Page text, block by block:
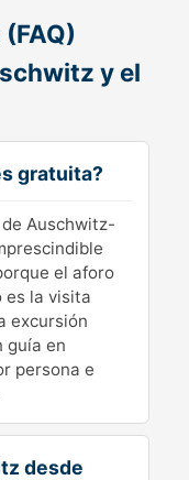
y el
gratuita?
Auschwitz-
el aforo
es la visita
excursión
guía en
persona e
desde